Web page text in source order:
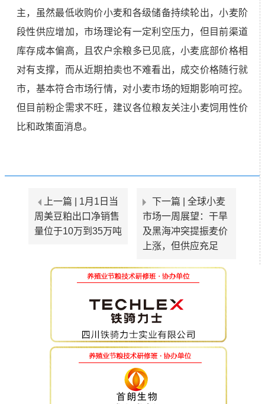
主，虽然最低收购价小麦和各级储备持续轮出，小麦阶
段性供应增加，市场理论有一定利空压力，但目前渠道
库存成本偏高，且农户余粮多已见底，小麦底部价格相
对有支撑，而从近期拍卖也不难看出，成交价格随行就
市，基本符合市场行情，对小麦市场的短期影响可控。
但目前粉企需求不旺，建议各位粮友关注小麦饲用性价
比和政策面消息。
上一篇 | 1月1日当
周美豆粕出口净销售
量位于10万到35万吨
下一篇 | 全球小麦
市场一周展望：干旱
及黑海冲突提振麦价
上涨，但供应充足